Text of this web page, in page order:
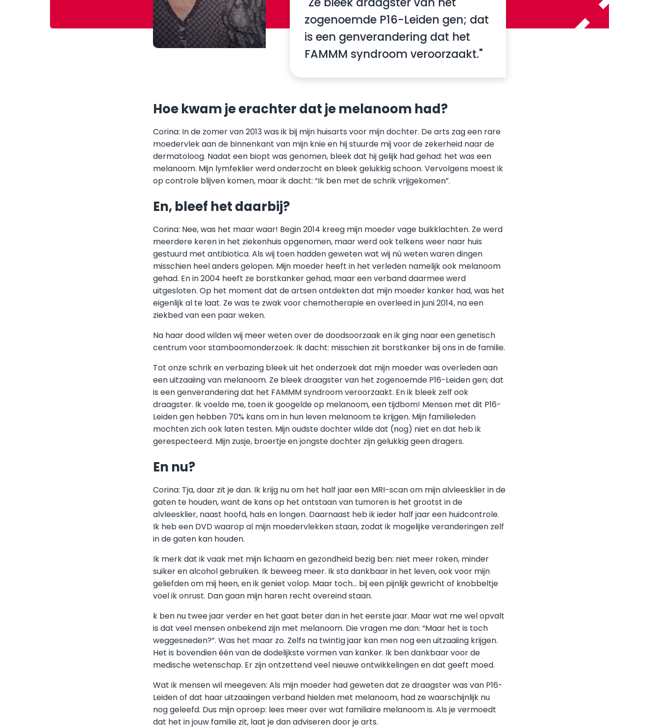
zogenoemde P16-Leiden gen; dat
is een genverandering dat het
FAMMM syndroom veroorzaakt."
Hoe kwam je erachter dat je melanoom had?
Corina: In de zomer van 2013 was ik bij mijn huisarts voor mijn dochter. De arts zag een rare
moedervlek aan de binnenkant van mijn knie en hij stuurde mij voor de zekerheid naar de
dermatoloog. Nadat een biopt was genomen, bleek dat hij gelijk had gehad: het was een
melanoom. Mijn lymfeklier werd onderzocht en bleek gelukkig schoon. Vervolgens moest ik
op controle blijven komen, maar ik dacht: “Ik ben met de schrik vrijgekomen”.​
En, bleef het daarbij?
Corina: Nee, was het maar waar! Begin 2014 kreeg mijn moeder vage buikklachten. Ze werd
meerdere keren in het ziekenhuis opgenomen, maar werd ook telkens weer naar huis
gestuurd met antibiotica. Als wij toen hadden geweten wat wij nú weten waren dingen
misschien heel anders gelopen. Mijn moeder heeft in het verleden namelijk ook melanoom
gehad. En in 2004 heeft ze borstkanker gehad, maar een verband daarmee werd
uitgesloten. Op het moment dat de artsen ontdekten dat mijn moeder kanker had, was het
eigenlijk al te laat. Ze was te zwak voor chemotherapie en overleed in juni 2014, na een
ziekbed van een paar weken.
Na haar dood wilden wij meer weten over de doodsoorzaak en ik ging naar een genetisch
centrum voor stamboomonderzoek. Ik dacht: misschien zit borstkanker bij ons in de familie.
Tot onze schrik en verbazing bleek uit het onderzoek dat mijn moeder was overleden aan
een uitzaaiing van melanoom. Ze bleek draagster van het zogenoemde P16-Leiden gen; dat
is een genverandering dat het FAMMM syndroom veroorzaakt. En ik bleek zelf ook
draagster. Ik voelde me, toen ik googelde op melanoom, een tijdbom! Mensen met dit P16-
Leiden gen hebben 70% kans om in hun leven melanoom te krijgen. Mijn familieleden
mochten zich ook laten testen. Mijn oudste dochter wilde dat (nog) niet en dat heb ik
gerespecteerd. Mijn zusje, broertje en jongste dochter zijn gelukkig geen dragers.​
En nu?
Corina: Tja, daar zit je dan. Ik krijg nu om het half jaar een MRI-scan om mijn alvleesklier in de
gaten te houden, want de kans op het ontstaan van tumoren is het grootst in de
alvleesklier, naast hoofd, hals en longen. Daarnaast heb ik ieder half jaar een huidcontrole.
Ik heb een DVD waarop al mijn moedervlekken staan, zodat ik mogelijke veranderingen zelf
in de gaten kan houden.
Ik merk dat ik vaak met mijn lichaam en gezondheid bezig ben: niet meer roken, minder
suiker en alcohol gebruiken. Ik beweeg meer. Ik sta dankbaar in het leven, ook voor mijn
geliefden om mij heen, en ik geniet volop. Maar toch… bij een pijnlijk gewricht of knobbeltje
voel ik onrust. Dan gaan mijn haren recht overeind staan.
k ben nu twee jaar verder en het gaat beter dan in het eerste jaar. Maar wat me wel opvalt
is dat veel mensen onbekend zijn met melanoom. Die vragen me dan: “Maar het is toch
weggesneden?”. Was het maar zo. Zelfs na twintig jaar kan men nog een uitzaaiing krijgen.
Het is bovendien één van de dodelijkste vormen van kanker. Ik ben dankbaar voor de
medische wetenschap. Er zijn ontzettend veel nieuwe ontwikkelingen en dat geeft moed.
Wat ik mensen wil meegeven: Als mijn moeder had geweten dat ze draagster was van P16-
Leiden of dat haar uitzaaiingen verband hielden met melanoom, had ze waarschijnlijk nu
nog geleefd. Dus mijn oproep: lees meer over wat familiaire melanoom is. Als je vermoedt
dat het in jouw familie zit, laat je dan adviseren door je arts.